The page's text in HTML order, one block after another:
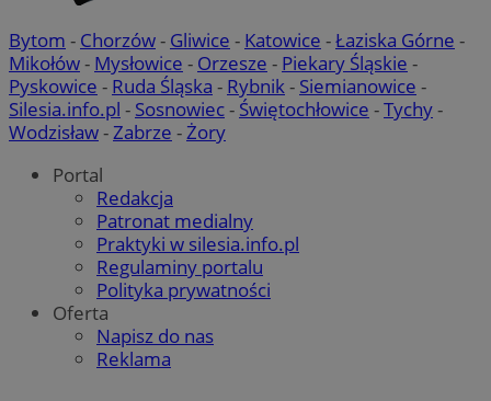
Bytom - Chorzów- Gliwice - Katowice -Łaziska Górne -
Mikołów- Mysłowice - Orzesze - Piekary Śląskie -
Pyskowice - Ruda Śląska - Rybnik- Siemianowice -
Silesia.info.pl - Sosnowiec- Świętochłowice -Tychy-
Wodzisław-Zabrze -Żory
Portal
Redakcja
Patronat medialny
Praktyki w silesia.info.pl
Regulaminy portalu
Polityka prywatności
Oferta
Napisz do nas
Reklama